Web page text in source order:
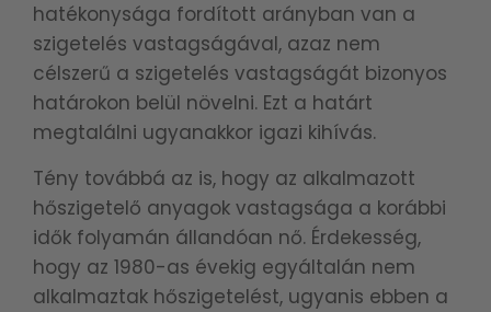
hatékonysága fordított arányban van a
szigetelés vastagságával, azaz nem
célszerű a szigetelés vastagságát bizonyos
határokon belül növelni. Ezt a határt
megtalálni ugyanakkor igazi kihívás.
Tény továbbá az is, hogy az alkalmazott
hőszigetelő anyagok vastagsága a korábbi
idők folyamán állandóan nő. Érdekesség,
hogy az 1980-as évekig egyáltalán nem
alkalmaztak hőszigetelést, ugyanis ebben a